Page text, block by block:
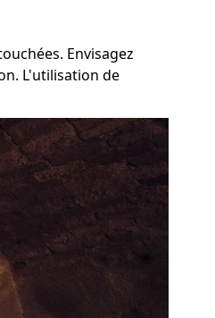
Envisagez
L'utilisation de